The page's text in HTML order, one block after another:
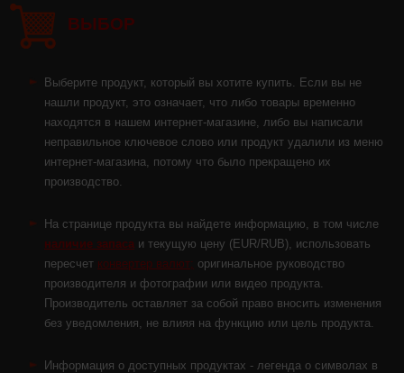
ВЫБОР
Выберите продукт, который вы хотите купить. Если вы не
нашли продукт, это означает, что либо товары временно
находятся в нашем интернет-магазине, либо вы написали
неправильное ключевое слово или продукт удалили из меню
интернет-магазина, потому что было прекращено их
производство.
На странице продукта вы найдете информацию, в том числе
наличие запасаи текущую цену (EUR/RUB), использовать
пересчет конвертер валют; оригинальное руководство
производителя и фотографии или видео продукта.
Производитель оставляет за собой право вносить изменения
без уведомления, не влияя на функцию или цель продукта.
Информация о доступных продуктах - легенда о символах в